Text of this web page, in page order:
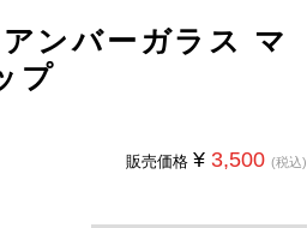
ンバーガラス マ
プ
販売価格 ¥ 3,500 (税込)